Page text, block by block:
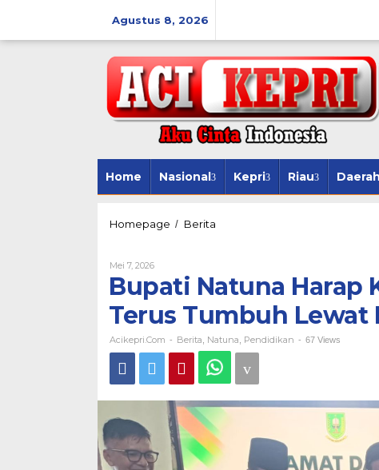
Agustus 8, 2026
Home Nasional Kepri Riau Daerah
Homepage / Berita
Pendidikan
Terus
Tumbuh
Lewat
Program
Pegadaian
Peduli
Mei 7, 2026Oleh
Acikepri.com
Bupati Natuna Harap
Terus Tumbuh Lewat
Acikepri.com - Berita Natuna Pendidikan - 67 Views